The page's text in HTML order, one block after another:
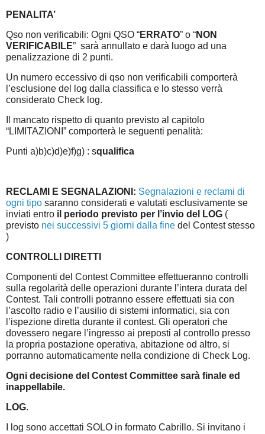
PENALITA’
Qso non verificabili: Ogni QSO “ERRATO” o “NON
VERIFICABILE” sarà annullato e darà luogo ad una
penalizzazione di 2 punti.
Un numero eccessivo di qso non verificabili comporterà
l’esclusione del log dalla classifica e lo stesso verrà
considerato Check log.
Il mancato rispetto di quanto previsto al capitolo
“LIMITAZIONI” comporterà le seguenti penalità:
Punti a)b)c)d)e)f)g) : squalifica
RECLAMI E SEGNALAZIONI: Segnalazioni e reclami di
ogni tipo saranno considerati e valutati esclusivamente se
inviati entro il periodo previsto per l’invio del LOG (
previsto nei successivi 5 giorni dalla fine del Contest stesso
)
CONTROLLI DIRETTI
Componenti del Contest Committee effettueranno controlli
sulla regolarità delle operazioni durante l’intera durata del
Contest. Tali controlli potranno essere effettuati sia con
l’ascolto radio e l’ausilio di sistemi informatici, sia con
l’ispezione diretta durante il contest. Gli operatori che
dovessero negare l’ingresso ai preposti al controllo presso
la propria postazione operativa, abitazione od altro, si
porranno automaticamente nella condizione di Check Log.
Ogni decisione del Contest Committee sarà finale ed
inappellabile.
LOG.
I log sono accettati SOLO in formato Cabrillo. Si invitano i